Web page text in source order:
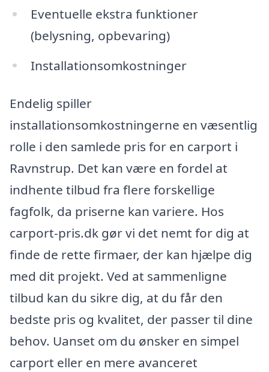
Eventuelle ekstra funktioner
(belysning, opbevaring)
Installationsomkostninger
Endelig spiller
installationsomkostningerne en væsentlig
rolle i den samlede pris for en carport i
Ravnstrup. Det kan være en fordel at
indhente tilbud fra flere forskellige
fagfolk, da priserne kan variere. Hos
carport-pris.dk gør vi det nemt for dig at
finde de rette firmaer, der kan hjælpe dig
med dit projekt. Ved at sammenligne
tilbud kan du sikre dig, at du får den
bedste pris og kvalitet, der passer til dine
behov. Uanset om du ønsker en simpel
carport eller en mere avanceret